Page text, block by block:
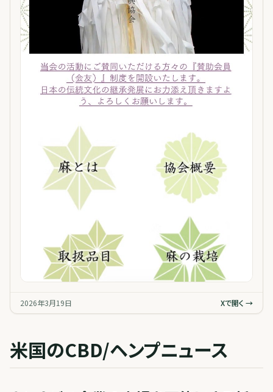
2026年3月19日 Xで開く →
米国のCBD/ヘンプニュース